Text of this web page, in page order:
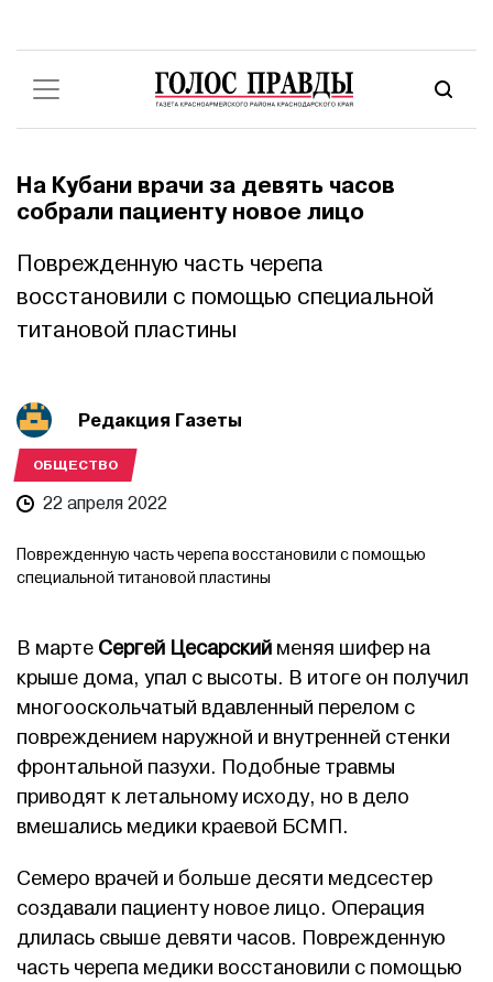
На Кубани врачи за девять часов
собрали пациенту новое лицо
Поврежденную часть черепа
восстановили с помощью специальной
титановой пластины
Редакция Газеты
ОБЩЕСТВО
22 апреля 2022
Поврежденную часть черепа восстановили с помощью
специальной титановой пластины
В марте Сергей Цесарский меняя шифер на
крыше дома, упал с высоты. В итоге он получил
многооскольчатый вдавленный перелом с
повреждением наружной и внутренней стенки
фронтальной пазухи. Подобные травмы
приводят к летальному исходу, но в дело
вмешались медики краевой БСМП.
Семеро врачей и больше десяти медсестер
создавали пациенту новое лицо. Операция
длилась свыше девяти часов. Поврежденную
часть черепа медики восстановили с помощью